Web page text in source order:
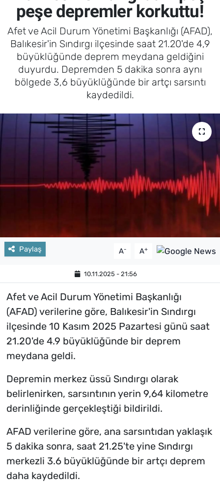
peşe depremler korkuttu!
Afet ve Acil Durum Yönetimi Başkanlığı (AFAD),
Balıkesir'in Sındırgı ilçesinde saat 21.20'de 4,9
büyüklüğünde deprem meydana geldiğini
duyurdu. Depremden 5 dakika sonra aynı
bölgede 3,6 büyüklüğünde bir artçı sarsıntı
kaydedildi.
Paylaş A- A+
10.11.2025 - 21:56
Afet ve Acil Durum Yönetimi Başkanlığı
(AFAD) verilerine göre, Balıkesir'in Sındırgı
ilçesinde 10 Kasım 2025 Pazartesi günü saat
21.20'de 4.9 büyüklüğünde bir deprem
meydana geldi.
Depremin merkez üssü Sındırgı olarak
belirlenirken, sarsıntının yerin 9,64 kilometre
derinliğinde gerçekleştiği bildirildi.
AFAD verilerine göre, ana sarsıntıdan yaklaşık
5 dakika sonra, saat 21.25'te yine Sındırgı
merkezli 3.6 büyüklüğünde bir artçı deprem
daha kaydedildi.